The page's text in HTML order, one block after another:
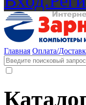
Главная Оплата/